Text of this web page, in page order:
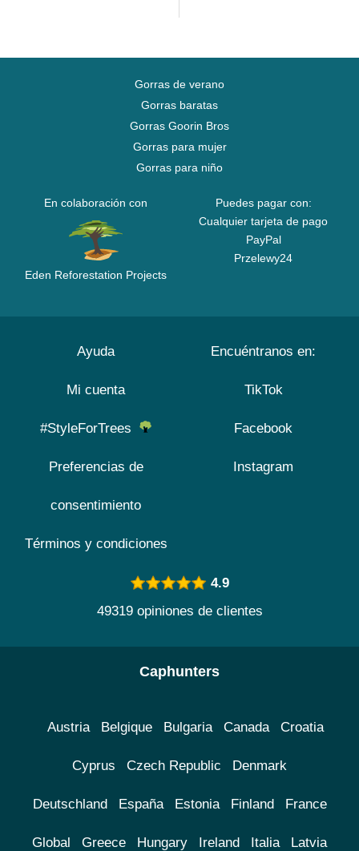
Gorras de verano
Gorras baratas
Gorras Goorin Bros
Gorras para mujer
Gorras para niño
En colaboración con
Eden Reforestation Projects
Puedes pagar con:
Cualquier tarjeta de pago
PayPal
Przelewy24
Ayuda
Mi cuenta
#StyleForTrees
Preferencias de
consentimiento
Términos y condiciones
Encuéntranos en:
TikTok
Facebook
Instagram
4.9
49319 opiniones de clientes
Caphunters
Austria Belgique Bulgaria Canada Croatia
Cyprus Czech Republic Denmark
Deutschland España Estonia Finland France
Global Greece Hungary Ireland Italia Latvia